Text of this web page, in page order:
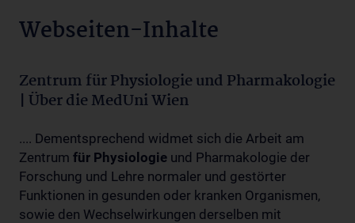
Webseiten-Inhalte
Zentrum für Physiologie und Pharmakologie
| Über die MedUni Wien
.... Dementsprechend widmet sich die Arbeit am
Zentrum für Physiologie und Pharmakologie der
Forschung und Lehre normaler und gestörter
Funktionen in gesunden oder kranken Organismen,
sowie den Wechselwirkungen derselben mit